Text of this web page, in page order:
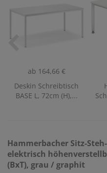
ab 164,66 €
Deskin Schreibtisch
BASE L, 72cm (H),...
Hammerbacher Sitz-
elektrisch
(BxT), grau / graphit